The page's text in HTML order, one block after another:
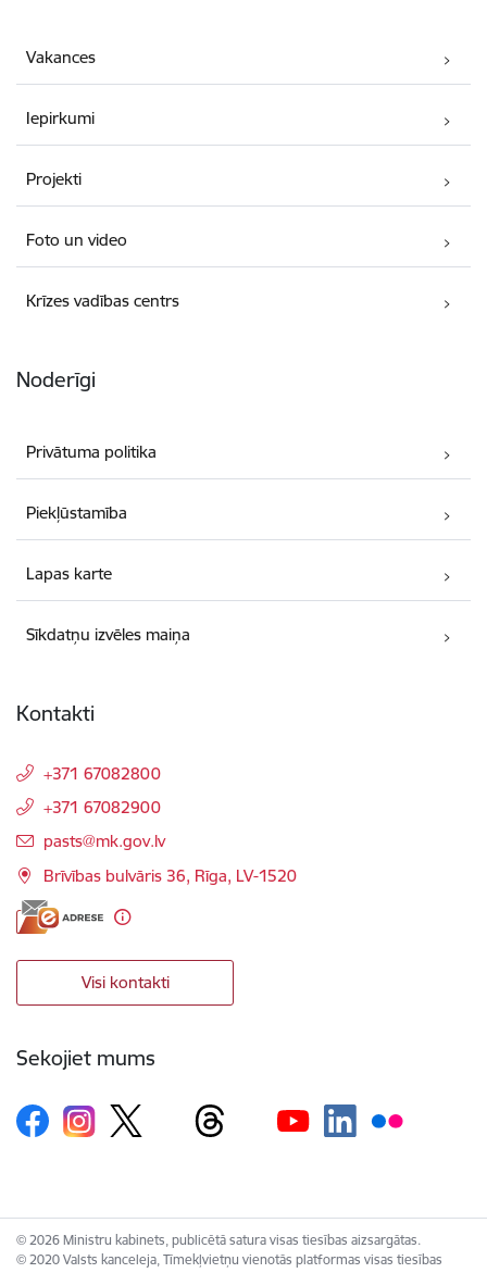
Vakances
Iepirkumi
Projekti
Foto un video
Krīzes vadības centrs
Noderīgi
Privātuma politika
Piekļūstamība
Lapas karte
Sīkdatņu izvēles maiņa
Kontakti
+371 67082800
+371 67082900
E-pasts:
pasts@mk.gov.lv
Brīvības bulvāris 36, Rīga, LV-1520
Visi kontakti
Sekojiet mums
© 2026 Ministru kabinets, publicētā satura visas tiesības aizsargātas.
© 2020 Valsts kanceleja, Tīmekļvietņu vienotās platformas visas tiesības